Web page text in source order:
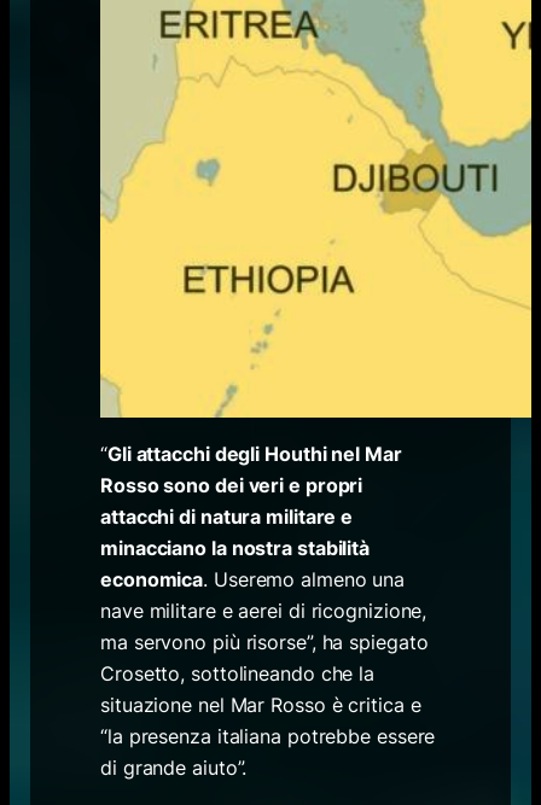
“Gli attacchi degli Houthi nel Mar
Rosso sono dei veri e propri
attacchi di natura militare e
minacciano la nostra stabilità
economica. Useremo almeno una
nave militare e aerei di ricognizione,
ma servono più risorse”, ha spiegato
Crosetto, sottolineando che la
situazione nel Mar Rosso è critica e
“la presenza italiana potrebbe essere
di grande aiuto”.